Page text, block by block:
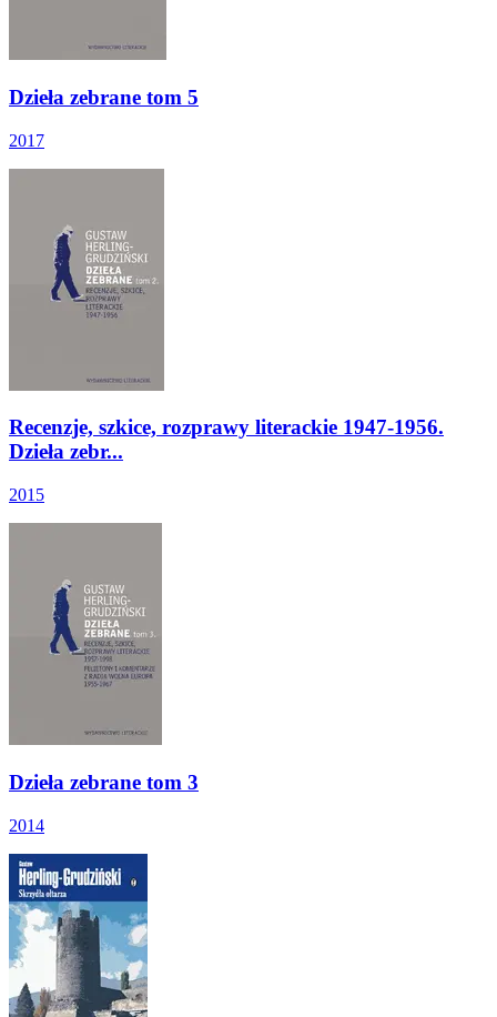
Dzieła zebrane tom 5
2017
Recenzje, szkice, rozprawy literackie 1947-1956.
Dzieła zebr...
2015
Dzieła zebrane tom 3
2014